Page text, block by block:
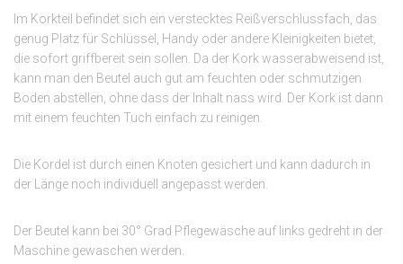
Im Korkteil befindet sich ein verstecktes Reißverschlussfach, das
genug Platz für Schlüssel, Handy oder andere Kleinigkeiten bietet,
die sofort griffbereit sein sollen. Da der Kork wasserabweisend ist,
kann man den Beutel auch gut am feuchten oder schmutzigen
Boden abstellen, ohne dass der Inhalt nass wird. Der Kork ist dann
mit einem feuchten Tuch einfach zu reinigen.
Die Kordel ist durch einen Knoten gesichert und kann dadurch in
der Länge noch individuell angepasst werden.
Der Beutel kann bei 30° Grad Pflegewäsche auf links gedreht in der
Maschine gewaschen werden.